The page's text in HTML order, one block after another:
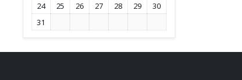
24
25 26 27 28 29
30
31